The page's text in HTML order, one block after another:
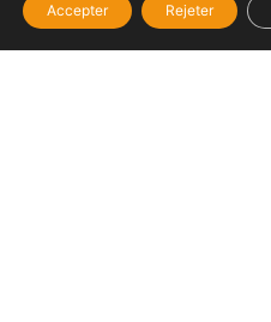
Accepter Rejeter